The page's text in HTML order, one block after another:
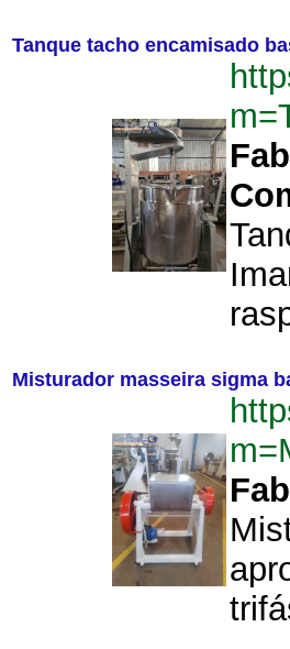
Tanque tacho encamisado
Misturador masseira sigma